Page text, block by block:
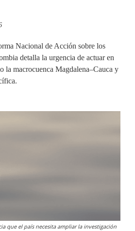
Nacional de Acción sobre los
detalla la urgencia de actuar en
la macrocuenca Magdalena–Cauca y
que el país necesita ampliar la investigación